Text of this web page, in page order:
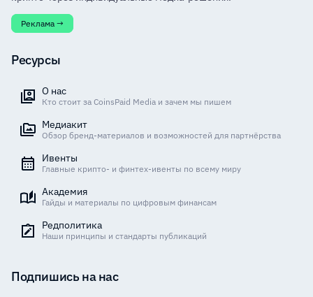
Реклама →
Ресурсы
О нас
Кто стоит за CoinsPaid Media и зачем мы пишем
Медиакит
Обзор бренд-материалов и возможностей для партнёрства
Ивенты
Главные крипто- и финтех-ивенты по всему миру
Академия
Гайды и материалы по цифровым финансам
Редполитика
Наши принципы и стандарты публикаций
Подпишись на нас